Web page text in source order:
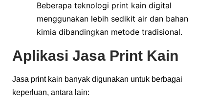
Beberapa teknologi print kain digital
menggunakan lebih sedikit air dan bahan
kimia dibandingkan metode tradisional.
Aplikasi Jasa Print Kain
Jasa print kain banyak digunakan untuk berbagai
keperluan, antara lain: